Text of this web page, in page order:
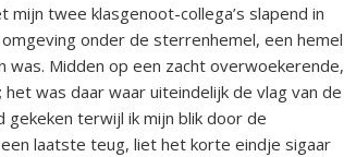
mijn twee klasgenoot-collega’s slapend in
onder de sterrenhemel, een hemel
was. Midden op een zacht overwoekerende,
was daar waar uiteindelijk de vlag van de
gekeken terwijl ik mijn blik door de
laatste teug, liet het korte eindje sigaar